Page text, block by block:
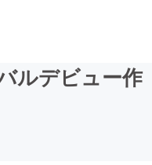
ルデビュー作